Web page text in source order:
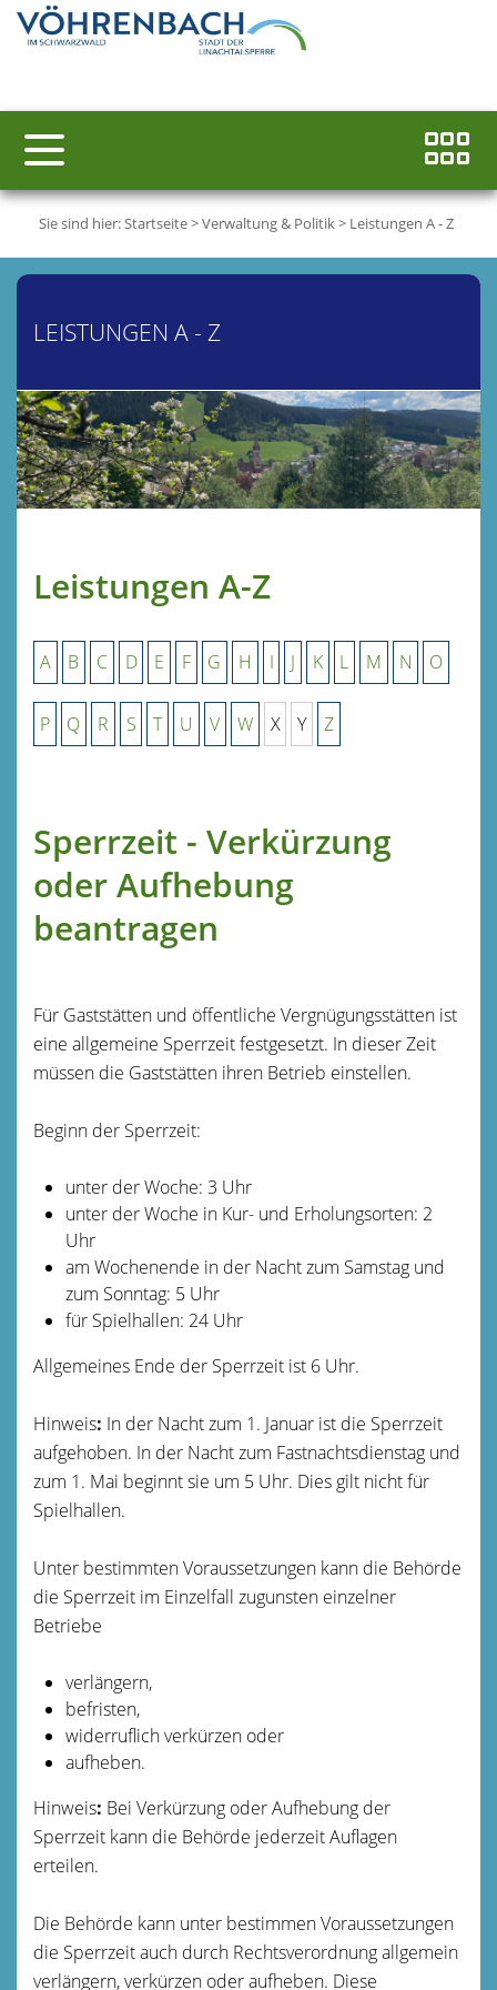
Sie sind hier:Startseite>Verwaltung & Politik> Leistungen A - Z
LEISTUNGEN A - Z
Leistungen A-Z
A B C D E F G H I J K L M N O
P Q R S T U V W X Y Z
Sperrzeit - Verkürzung
oder Aufhebung
beantragen
Für Gaststätten und öffentliche Vergnügungsstätten ist
eine allgemeine Sperrzeit festgesetzt. In dieser Zeit
müssen die Gaststätten ihren Betrieb einstellen.
Beginn der Sperrzeit:
unter der Woche: 3 Uhr
unter der Woche in Kur- und Erholungsorten: 2
Uhr
am Wochenende in der Nacht zum Samstag und
zum Sonntag: 5 Uhr
für Spielhallen: 24 Uhr
Allgemeines Ende der Sperrzeit ist 6 Uhr.
Hinweis: In der Nacht zum 1. Januar ist die Sperrzeit
aufgehoben. In der Nacht zum Fastnachtsdienstag und
zum 1. Mai beginnt sie um 5 Uhr. Dies gilt nicht für
Spielhallen.
Unter bestimmten Voraussetzungen kann die Behörde
die Sperrzeit im Einzelfall zugunsten einzelner
Betriebe
verlängern,
befristen,
widerruflich verkürzen oder
aufheben.
Hinweis: Bei Verkürzung oder Aufhebung der
Sperrzeit kann die Behörde jederzeit Auflagen
erteilen.
Die Behörde kann unter bestimmen Voraussetzungen
die Sperrzeit auch durch Rechtsverordnung allgemein
verlängern, verkürzen oder aufheben. Diese